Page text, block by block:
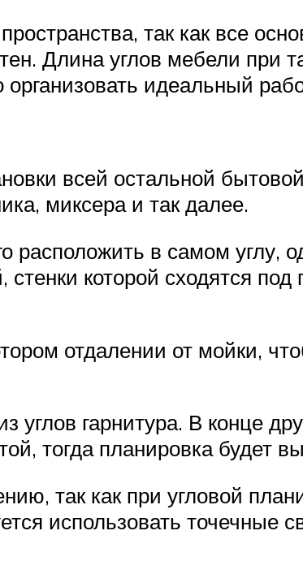
так как все
Длина углов мебели при
идеальный
всей остальной
миксера и так далее.
расположить в самом углу,
которой сходятся
отдалении от мойки,
гарнитура. В конце
тогда планировка будет
так как при угловой
использовать точечные